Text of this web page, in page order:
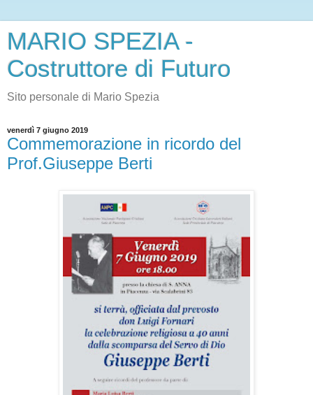
MARIO SPEZIA -
Costruttore di Futuro
Sito personale di Mario Spezia
venerdì 7 giugno 2019
Commemorazione in ricordo del
Prof.Giuseppe Berti